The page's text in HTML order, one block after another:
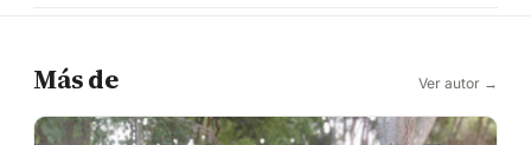
Más de Ver autor →